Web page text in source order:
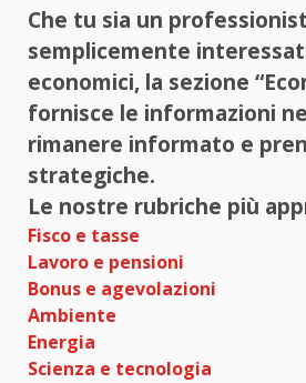
Che tu sia un
semplicemente
economici, la sezione
fornisce le informazioni
rimanere informato e
strategiche.
Le nostre rubriche più
Fisco e tasse
Lavoro e pensioni
Bonus e agevolazioni
Ambiente
Energia
Scienza e tecnologia